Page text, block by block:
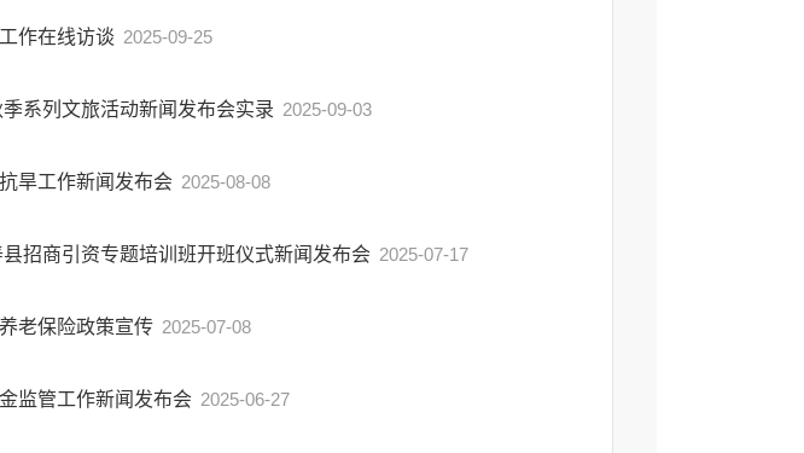
作在线访谈 2025-09-25
系列文旅活动新闻发布会实录 2025-09-03
旱工作新闻发布会 2025-08-08
招商引资专题培训班开班仪式新闻发布会 2025-07-17
老保险政策宣传 2025-07-08
监管工作新闻发布会 2025-06-27